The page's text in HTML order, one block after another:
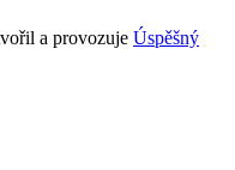
a provozuje Úspěšný